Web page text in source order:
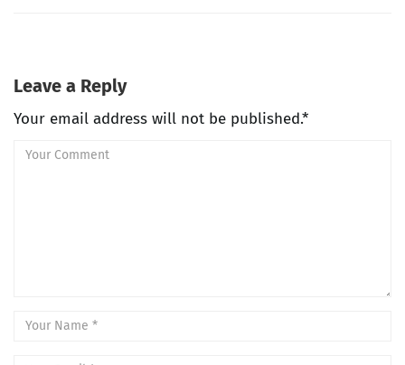
Leave a Reply
Your email address will not be published.*